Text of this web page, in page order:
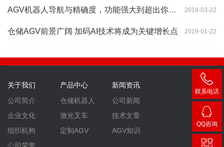
2019-03-22
AGV机器人导航与精确度，功能强大到超出你想象
2019-01-22
仓储AGV前景广阔 加码AI技术将成为关键增长点
关于我们
公司简介
企业文化
组织机构
产品中心
仓储机器人
激光叉车
定制AGV
新闻资讯
公司新闻
技术文章
AGV知识
联系电话
400-
007-
3860
QQ咨询